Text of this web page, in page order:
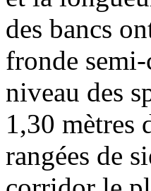
des bancs
fronde
niveau des
1,30 mètres
rangées de